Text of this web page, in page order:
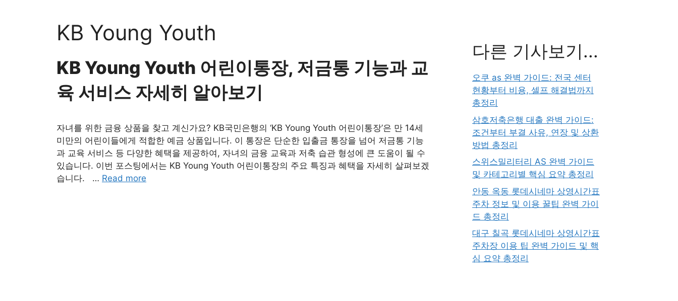
KB Young Youth
KB Young Youth 어린이통장, 저금통 기능과 교
육 서비스 자세히 알아보기
자녀를 위한 금융 상품을 찾고 계신가요? KB국민은행의 ‘KB Young Youth 어린이통장’은 만 14세
미만의 어린이들에게 적합한 예금 상품입니다. 이 통장은 단순한 입출금 통장을 넘어 저금통 기능
과 교육 서비스 등 다양한 혜택을 제공하여, 자녀의 금융 교육과 저축 습관 형성에 큰 도움이 될 수
있습니다. 이번 포스팅에서는 KB Young Youth 어린이통장의 주요 특징과 혜택을 자세히 살펴보겠
습니다. … Read more
다른 기사보기...
오쿠 as 완벽 가이드: 전국 센터
현황부터 비용, 셀프 해결법까지
총정리
삼호저축은행 대출 완벽 가이드:
조건부터 부결 사유, 연장 및 상환
방법 총정리
스위스밀리터리 AS 완벽 가이드
및 카테고리별 핵심 요약 총정리
안동 옥동 롯데시네마 상영시간표
주차 정보 및 이용 꿀팁 완벽 가이
드 총정리
대구 칠곡 롯데시네마 상영시간표
주차장 이용 팁 완벽 가이드 및 핵
심 요약 총정리